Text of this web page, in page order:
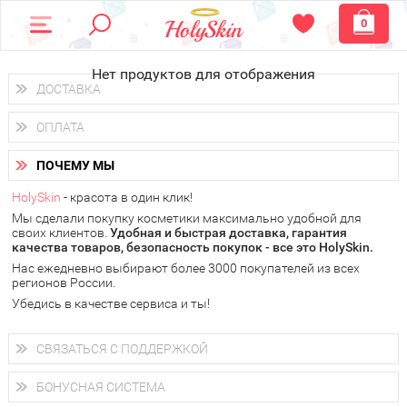
0
Нет продуктов для отображения
ДОСТАВКА
Доставка осуществляетсяпо всем городам России.
Вы можете выбрать доставку курьером, Почтой России или
получить заказ в пунктах выдачи PickPoint или пункте
самовывоза.
В 20 городах России доставка осуществляется ужена
следующий день.
у Вас всегда есть возможность получитьбесплатную
доставку от HolySkin.
подробнее об условиях доставки и оплаты в Вашем городе
ОПЛАТА
Вы можете оплатить свой заказ любым удобным способом:
наличными деньгами (
через интернет-банк (Альфа-банк, Сбербанк) и другими
электронными способами.
ПОЧЕМУ МЫ
HolySkin - красота в один клик!
Мы сделали покупку косметики максимально удобной для
своих клиентов. Удобная и быстрая доставка, гарантия
качества товаров, безопасность покупок - все это HolySkin.
Нас ежедневно выбирают более 3000 покупателей из всех
регионов России.
Убедись в качестве сервиса и ты!
СВЯЗАТЬСЯ С ПОДДЕРЖКОЙ
+7 (800) 707-24-55
Мы будем рады ответить на все Ваши вопросы по работе
магазина, проконсультировать по товарам, рассказать о
БОНУСНАЯ СИСТЕМА